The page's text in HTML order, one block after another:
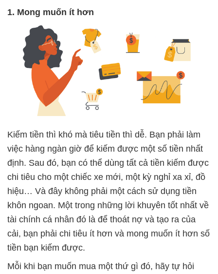
1. Mong muốn ít hơn
Kiếm tiền thì khó mà tiêu tiền thì dễ. Bạn phải làm
việc hàng ngàn giờ để kiếm được một số tiền nhất
định. Sau đó, bạn có thể dùng tất cả tiền kiếm được
chi tiêu cho một chiếc xe mới, một kỳ nghỉ xa xỉ, đồ
hiệu… Và đây không phải một cách sử dụng tiền
khôn ngoan. Một trong những lời khuyên tốt nhất về
tài chính cá nhân đó là để thoát nợ và tạo ra của
cải, bạn phải chi tiêu ít hơn và mong muốn ít hơn số
tiền bạn kiếm được.
Mỗi khi bạn muốn mua một thứ gì đó, hãy tự hỏi